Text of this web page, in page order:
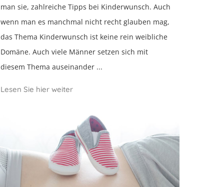
man sie, zahlreiche Tipps bei Kinderwunsch. Auch
wenn man es manchmal nicht recht glauben mag,
das Thema Kinderwunsch ist keine rein weibliche
Domäne. Auch viele Männer setzen sich mit
diesem Thema auseinander ...
Lesen Sie hier weiter